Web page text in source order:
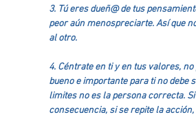
3. Tú eres dueñ@ de tus
peor aún menospreciarte. Así que
al otro.
4. Céntrate en ti y en tus valores,
bueno e importante para ti no debe
limites no es la persona correcta.
consecuencia, si se repite la